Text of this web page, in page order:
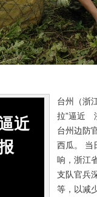
近
台州（浙
拉”逼近
台州边防
西瓜。 当
响，浙江
支队官兵
等，以减